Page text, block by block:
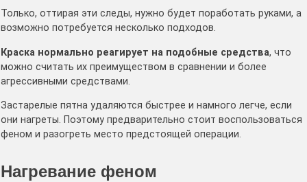
Только, оттирая эти следы, нужно будет поработать руками, а
возможно потребуется несколько подходов.
Краска нормально реагирует на подобные средства, что
можно считать их преимуществом в сравнении и более
агрессивными средствами.
Застарелые пятна удаляются быстрее и намного легче, если
они нагреты. Поэтому предварительно стоит воспользоваться
феном и разогреть место предстоящей операции.
Нагревание феном